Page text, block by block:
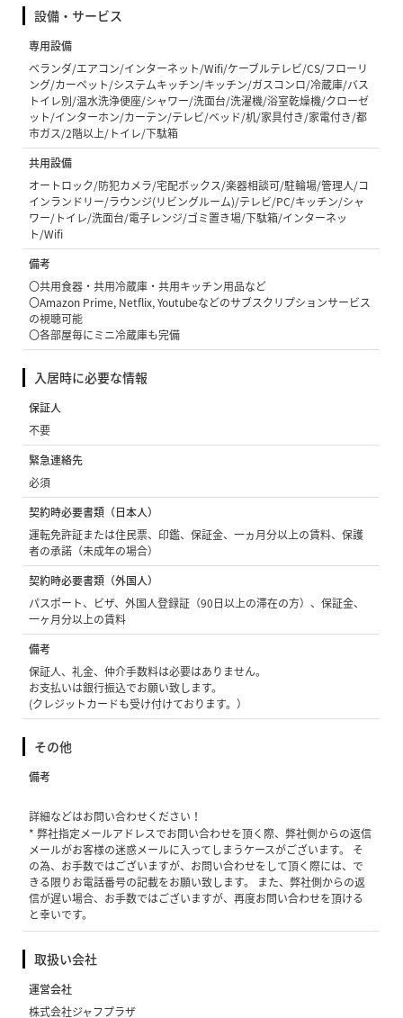
設備・サービス
専用設備
ベランダ/エアコン/インターネット/Wifi/ケーブルテレビ/CS/フローリ
ング/カーペット/システムキッチン/キッチン/ガスコンロ/冷蔵庫/バス
トイレ別/温水洗浄便座/シャワー/洗面台/洗濯機/浴室乾燥機/クローゼ
ット/インターホン/カーテン/テレビ/ベッド/机/家具付き/家電付き/都
市ガス/2階以上/トイレ/下駄箱
共用設備
オートロック/防犯カメラ/宅配ボックス/楽器相談可/駐輪場/管理人/コ
インランドリー/ラウンジ(リビングルーム)/テレビ/PC/キッチン/シャ
ワー/トイレ/洗面台/電子レンジ/ゴミ置き場/下駄箱/インターネッ
ト/Wifi
備考
〇共用食器・共用冷蔵庫・共用キッチン用品など
〇Amazon Prime, Netflix, Youtubeなどのサブスクリプションサービス
の視聴可能
〇各部屋毎にミニ冷蔵庫も完備
入居時に必要な情報
保証人
不要
緊急連絡先
必須
契約時必要書類（日本人）
運転免許証または住民票、印鑑、保証金、一ヵ月分以上の賃料、保護
者の承諾（未成年の場合）
契約時必要書類（外国人）
パスポート、ビザ、外国人登録証（90日以上の滞在の方）、保証金、
一ヶ月分以上の賃料
備考
保証人、礼金、仲介手数料は必要はありません。
お支払いは銀行振込でお願い致します。
(クレジットカードも受け付けております。）
その他
備考
詳細などはお問い合わせください！
* 弊社指定メールアドレスでお問い合わせを頂く際、弊社側からの返信
メールがお客様の迷惑メールに入ってしまうケースがございます。 そ
の為、お手数ではございますが、お問い合わせをして頂く際には、で
きる限りお電話番号の記載をお願い致します。 また、弊社側からの返
信が遅い場合、お手数ではございますが、再度お問い合わせを頂ける
と幸いです。
取扱い会社
運営会社
株式会社ジャフプラザ